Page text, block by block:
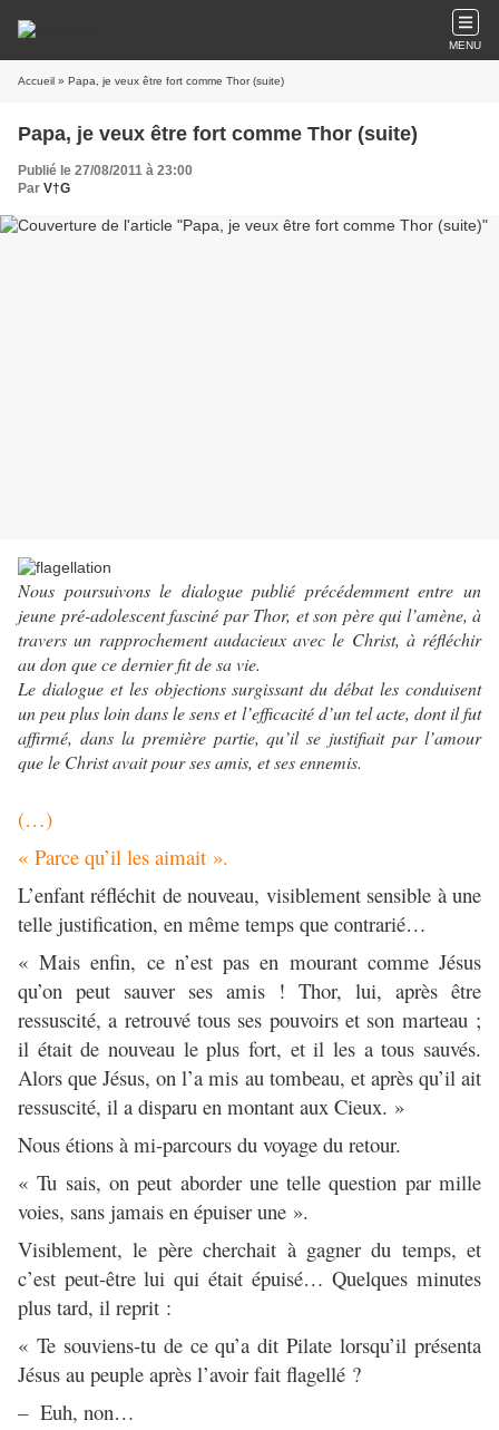
MENU
Accueil » Papa, je veux être fort comme Thor (suite)
Papa, je veux être fort comme Thor (suite)
Publié le 27/08/2011 à 23:00
Par V†G
Nous poursuivons le dialogue publié précédemment entre un
jeune pré-adolescent fasciné par Thor, et son père qui l’amène, à
travers un rapprochement audacieux avec le Christ, à réfléchir
au don que ce dernier fit de sa vie.
Le dialogue et les objections surgissant du débat les conduisent
un peu plus loin dans le sens et l’efficacité d’un tel acte, dont il fut
affirmé, dans la première partie, qu’il se justifiait par l’amour
que le Christ avait pour ses amis, et ses ennemis.
(…)
« Parce qu’il les aimait ».
L’enfant réfléchit de nouveau, visiblement sensible à une
telle justification, en même temps que contrarié…
« Mais enfin, ce n’est pas en mourant comme Jésus
qu’on peut sauver ses amis ! Thor, lui, après être
ressuscité, a retrouvé tous ses pouvoirs et son marteau ;
il était de nouveau le plus fort, et il les a tous sauvés.
Alors que Jésus, on l’a mis au tombeau, et après qu’il ait
ressuscité, il a disparu en montant aux Cieux. »
Nous étions à mi-parcours du voyage du retour.
« Tu sais, on peut aborder une telle question par mille
voies, sans jamais en épuiser une ».
Visiblement, le père cherchait à gagner du temps, et
c’est peut-être lui qui était épuisé… Quelques minutes
plus tard, il reprit :
« Te souviens-tu de ce qu’a dit Pilate lorsqu’il présenta
Jésus au peuple après l’avoir fait flagellé ?
– Euh, non…